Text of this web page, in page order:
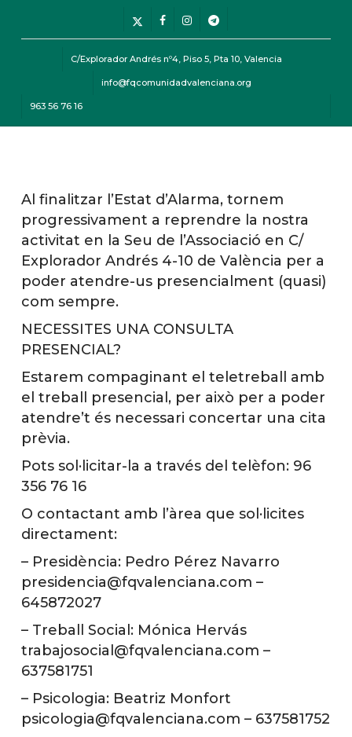
x-
twitter
facebookinstagramtelegram
C/Explorador Andrés nº4, Piso 5, Pta 10, Valencia
info@fqcomunidadvalenciana.org
963 56 76 16
Al finalitzar l’Estat d’Alarma, tornem
progressivament a reprendre la nostra
activitat en la Seu de l’Associació en C/
Explorador Andrés 4-10 de València per a
poder atendre-us presencialment (quasi)
com sempre.
NECESSITES UNA CONSULTA
PRESENCIAL?
Estarem compaginant el teletreball amb
el treball presencial, per això per a poder
atendre’t és necessari concertar una cita
prèvia.
Pots sol·licitar-la a través del telèfon: 96
356 76 16
O contactant amb l’àrea que sol·licites
directament:
– Presidència: Pedro Pérez Navarro
presidencia@fqvalenciana.com –
645872027
– Treball Social: Mónica Hervás
trabajosocial@fqvalenciana.com –
637581751
– Psicologia: Beatriz Monfort
psicologia@fqvalenciana.com – 637581752